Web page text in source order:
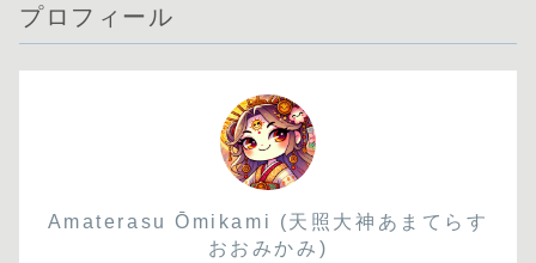
プロフィール
Amaterasu Ōmikami (天照大神あまてらす
おおみかみ)